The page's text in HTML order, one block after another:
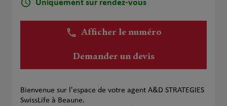
Uniquement sur rendez-vous
Afficher le numéro
Demander un devis
Bienvenue sur l'espace de votre agent A&D STRATEGIES
SwissLife à Beaune.